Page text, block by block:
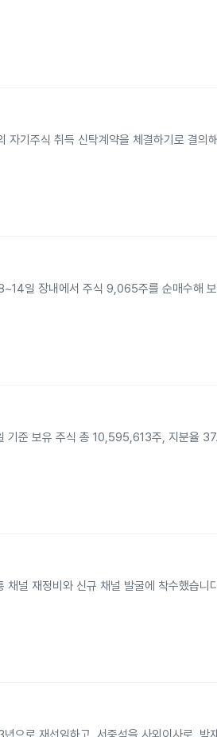
기주식 취득 신탁계약을 체결하기로 결의
일 장내에서 주식 9,065주를 순매수해
준 보유 주식 총 10,595,613주, 지분율
널 재정비와 신규 채널 발굴에 착수했습니